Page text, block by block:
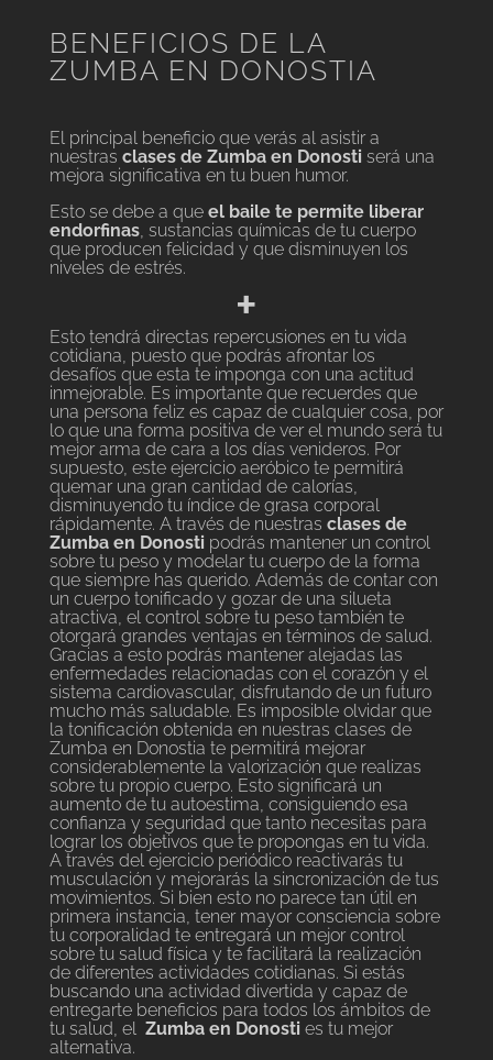
BENEFICIOS DE LA
ZUMBA EN DONOSTIA
El principal beneficio que verás al asistir a
nuestras clases de Zumba en Donosti será una
mejora significativa en tu buen humor.
Esto se debe a que el baile te permite liberar
endorfinas, sustancias químicas de tu cuerpo
que producen felicidad y que disminuyen los
niveles de estrés.
+
Esto tendrá directas repercusiones en tu vida
cotidiana, puesto que podrás afrontar los
desafíos que esta te imponga con una actitud
inmejorable. Es importante que recuerdes que
una persona feliz es capaz de cualquier cosa, por
lo que una forma positiva de ver el mundo será tu
mejor arma de cara a los días venideros. Por
supuesto, este ejercicio aeróbico te permitirá
quemar una gran cantidad de calorías,
disminuyendo tu índice de grasa corporal
rápidamente. A través de nuestras clases de
Zumba en Donosti podrás mantener un control
sobre tu peso y modelar tu cuerpo de la forma
que siempre has querido. Además de contar con
un cuerpo tonificado y gozar de una silueta
atractiva, el control sobre tu peso también te
otorgará grandes ventajas en términos de salud.
Gracias a esto podrás mantener alejadas las
enfermedades relacionadas con el corazón y el
sistema cardiovascular, disfrutando de un futuro
mucho más saludable. Es imposible olvidar que
la tonificación obtenida en nuestras clases de
Zumba en Donostia te permitirá mejorar
considerablemente la valorización que realizas
sobre tu propio cuerpo. Esto significará un
aumento de tu autoestima, consiguiendo esa
confianza y seguridad que tanto necesitas para
lograr los objetivos que te propongas en tu vida.
A través del ejercicio periódico reactivarás tu
musculación y mejorarás la sincronización de tus
movimientos. Si bien esto no parece tan útil en
primera instancia, tener mayor consciencia sobre
tu corporalidad te entregará un mejor control
sobre tu salud física y te facilitará la realización
de diferentes actividades cotidianas. Si estás
buscando una actividad divertida y capaz de
entregarte beneficios para todos los ámbitos de
tu salud, el Zumba en Donosti es tu mejor
alternativa.